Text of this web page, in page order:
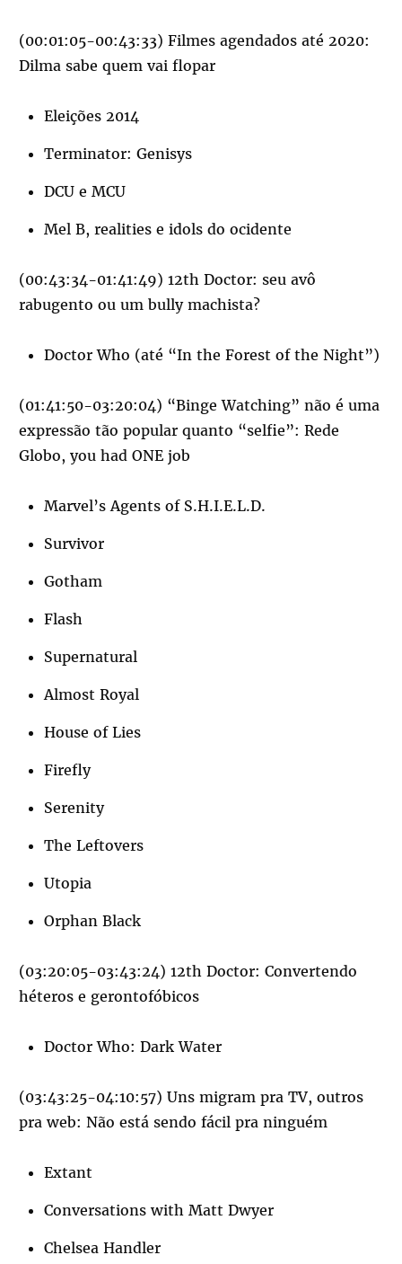
(00:01:05-00:43:33) Filmes agendados até 2020:
Dilma sabe quem vai flopar
Eleições 2014
Terminator: Genisys
DCU e MCU
Mel B, realities e idols do ocidente
(00:43:34-01:41:49) 12th Doctor: seu avô
rabugento ou um bully machista?
Doctor Who (até “In the Forest of the Night”)
(01:41:50-03:20:04) “Binge Watching” não é uma
expressão tão popular quanto “selfie”: Rede
Globo, you had ONE job
Marvel’s Agents of S.H.I.E.L.D.
Survivor
Gotham
Flash
Supernatural
Almost Royal
House of Lies
Firefly
Serenity
The Leftovers
Utopia
Orphan Black
(03:20:05-03:43:24) 12th Doctor: Convertendo
héteros e gerontofóbicos
Doctor Who: Dark Water
(03:43:25-04:10:57) Uns migram pra TV, outros
pra web: Não está sendo fácil pra ninguém
Extant
Conversations with Matt Dwyer
Chelsea Handler